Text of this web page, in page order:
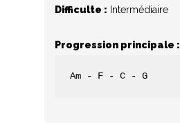
Difficulte : Intermédiaire
Progression principale :
Am - F - C - G